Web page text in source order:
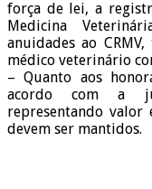
força de lei, a
Medicina
anuidades ao
médico veterinário
– Quanto aos
acordo com a
representando valor
devem ser mantidos.